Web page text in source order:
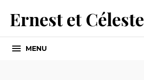
Ernest et Céleste
MENU